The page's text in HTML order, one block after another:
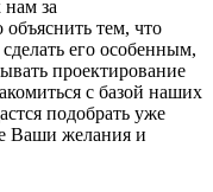
за
тем, что
его особенным,
проектирование
с базой наших
подобрать уже
Ваши желания и